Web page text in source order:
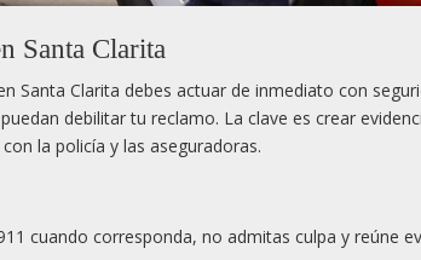
Santa Clarita
Santa Clarita debes actuar de inmediato con
debilitar tu reclamo. La clave es crear
la policía y las aseguradoras.
cuando corresponda, no admitas culpa y reúne